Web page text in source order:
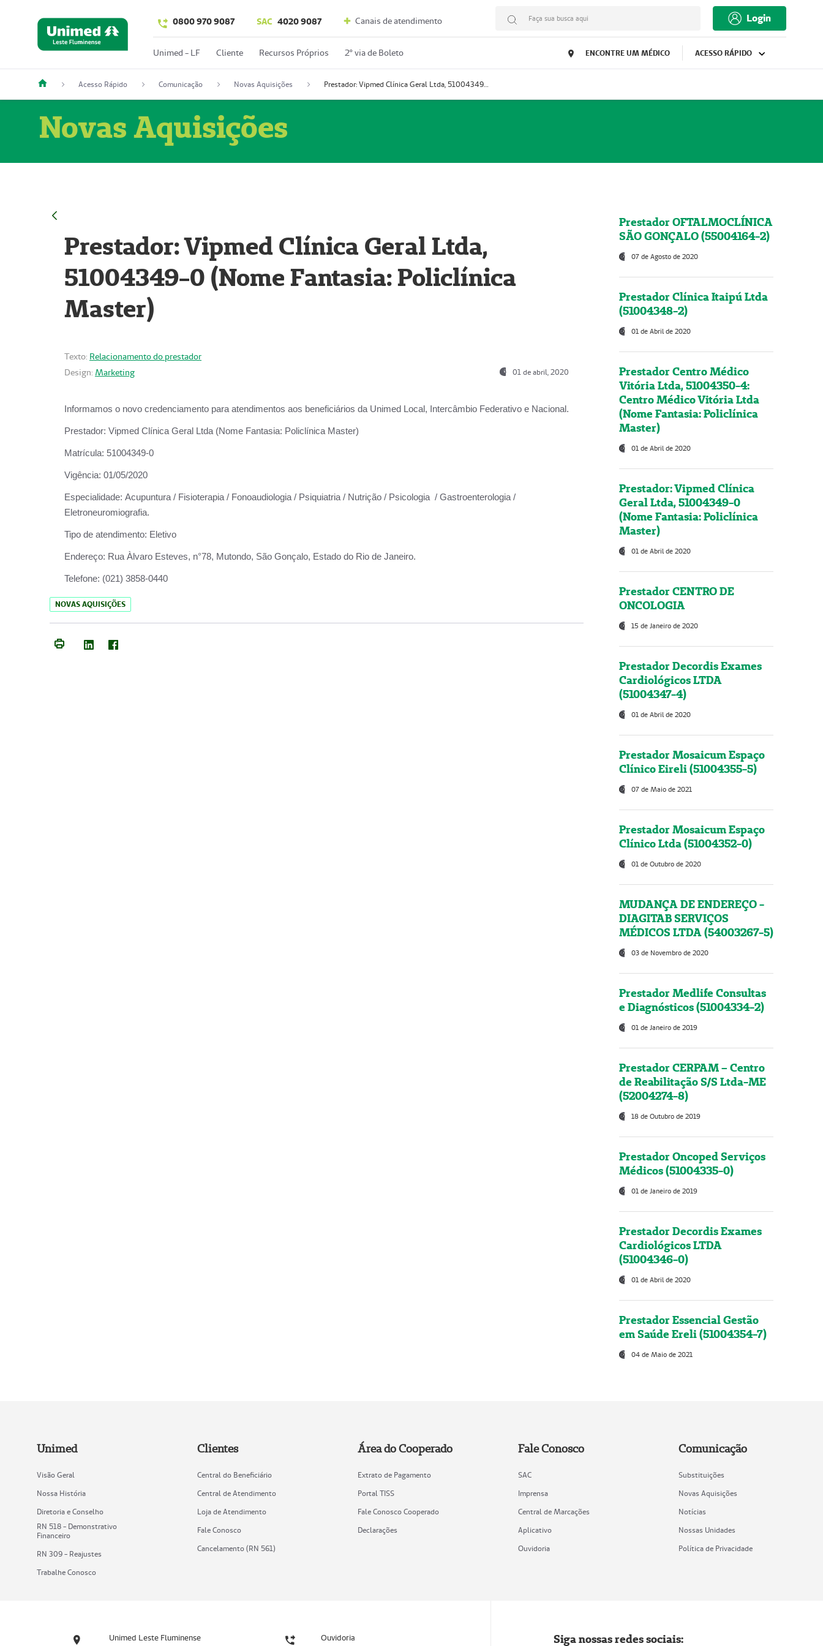
0800 970 9087 SAC 4020 9087 Canais de atendimento Faça sua busca aqui Login
Unimed - LF Cliente Recursos Próprios 2º via de Boleto ENCONTRE UM MÉDICO ACESSO RÁPIDO
Acesso Rápido Comunicação Novas Aquisições Prestador: Vipmed Clínica Geral Ltda, 51004349-0 (Nome Fantasia: Policlínica Master)
Novas Aquisições
Prestador: Vipmed Clínica Geral Ltda,
51004349-0 (Nome Fantasia: Policlínica
Master)
Texto: Relacionamento do prestador
Design: Marketing 01 de abril, 2020
Informamos o novo credenciamento para atendimentos aos beneficiários da Unimed Local, Intercâmbio Federativo e Nacional.
Prestador: Vipmed Clínica Geral Ltda (Nome Fantasia: Policlínica Master)
Matrícula: 51004349-0
Vigência: 01/05/2020
Especialidade: Acupuntura / Fisioterapia / Fonoaudiologia / Psiquiatria / Nutrição / Psicologia / Gastroenterologia /
Eletroneuromiografia.
Tipo de atendimento: Eletivo
Endereço: Rua Àlvaro Esteves, n°78, Mutondo, São Gonçalo, Estado do Rio de Janeiro.
Telefone: (021) 3858-0440
NOVAS AQUISIÇÕES
Prestador OFTALMOCLÍNICA
SÃO GONÇALO (55004164-2)
07 de Agosto de 2020
Prestador Clínica Itaipú Ltda
(51004348-2)
01 de Abril de 2020
Prestador Centro Médico
Vitória Ltda, 51004350-4:
Centro Médico Vitória Ltda
(Nome Fantasia: Policlínica
Master)
01 de Abril de 2020
Prestador: Vipmed Clínica
Geral Ltda, 51004349-0
(Nome Fantasia: Policlínica
Master)
01 de Abril de 2020
Prestador CENTRO DE
ONCOLOGIA
15 de Janeiro de 2020
Prestador Decordis Exames
Cardiológicos LTDA
(51004347-4)
01 de Abril de 2020
Prestador Mosaicum Espaço
Clínico Eireli (51004355-5)
07 de Maio de 2021
Prestador Mosaicum Espaço
Clínico Ltda (51004352-0)
01 de Outubro de 2020
MUDANÇA DE ENDEREÇO -
DIAGITAB SERVIÇOS
MÉDICOS LTDA (54003267-5)
03 de Novembro de 2020
Prestador Medlife Consultas
e Diagnósticos (51004334-2)
01 de Janeiro de 2019
Prestador CERPAM – Centro
de Reabilitação S/S Ltda-ME
(52004274-8)
18 de Outubro de 2019
Prestador Oncoped Serviços
Médicos (51004335-0)
01 de Janeiro de 2019
Prestador Decordis Exames
Cardiológicos LTDA
(51004346-0)
01 de Abril de 2020
Prestador Essencial Gestão
em Saúde Ereli (51004354-7)
04 de Maio de 2021
Unimed
Visão Geral
Nossa História
Diretoria e Conselho
RN 518 - Demonstrativo
Financeiro
RN 309 - Reajustes
Trabalhe Conosco
Clientes
Central do Beneficiário
Central de Atendimento
Loja de Atendimento
Fale Conosco
Cancelamento (RN 561)
Área do Cooperado
Extrato de Pagamento
Portal TISS
Fale Conosco Cooperado
Declarações
Fale Conosco
SAC
Imprensa
Central de Marcações
Aplicativo
Ouvidoria
Comunicação
Substituições
Novas Aquisições
Notícias
Nossas Unidades
Política de Privacidade
Unimed Leste Fluminense Ouvidoria Siga nossas redes sociais: